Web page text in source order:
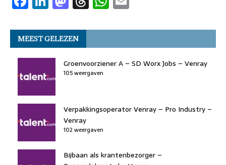
o
k
n p
a
c
e
b
o
o
k
n
k
e
dI
n
a
st
o
d
o
h
re
a
d
s
h
at
s
A
ai
l
MEEST GELEZEN
Groenvoorziener A – SD Worx Jobs – Venray
105 weergaven
Verpakkingsoperator Venray – Pro Industry –
Venray
102 weergaven
Bijbaan als krantenbezorger –